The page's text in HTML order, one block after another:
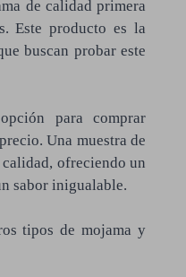
de calidad primera
Este producto es la
buscan probar este
para comprar
Una muestra de
ofreciendo un
sabor inigualable.
tipos de mojama y